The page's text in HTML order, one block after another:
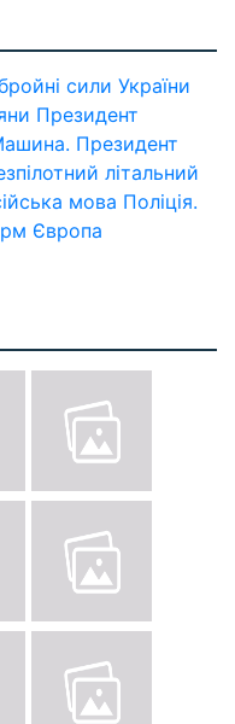
сили України
Президент
Президент
літальний
мова Поліція.
Європа